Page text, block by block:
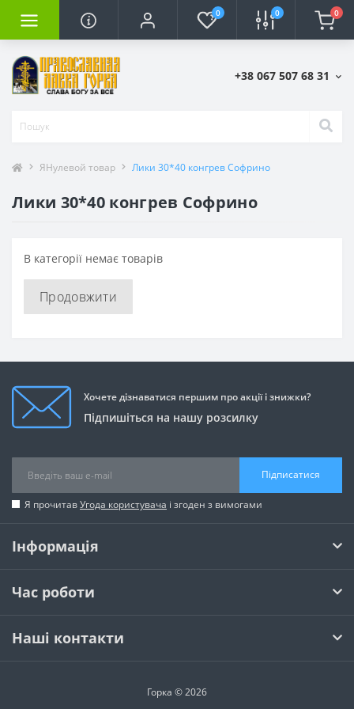
0 0 0
+38 067 507 68 31
ЯНулевой товар Лики 30*40 конгрев Софрино
Лики 30*40 конгрев Софрино
В категорії немає товарів
Продовжити
Хочете дізнаватися першим про акції і знижки?
Підпишіться на нашу розсилку
Підписатися
Я прочитавУгода користувача і згоден з вимогами
Інформація
Час роботи
Наші контакти
Горка © 2026